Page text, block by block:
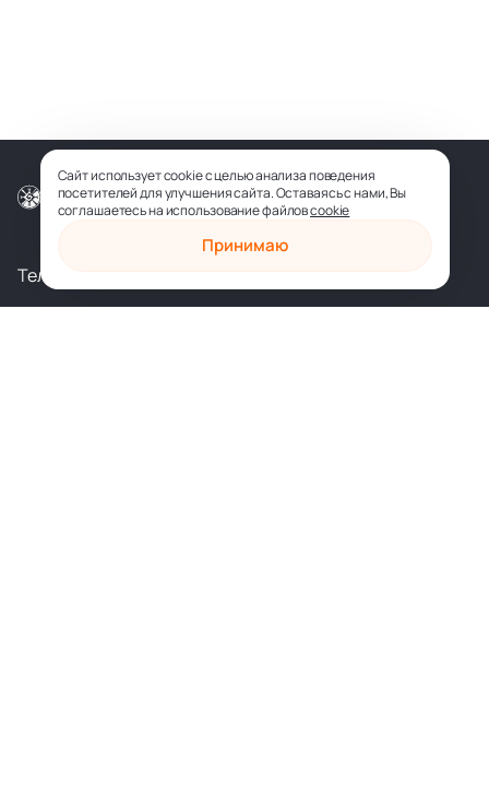
© ООО «СОФИЯ-МЕДИА», 2026
Телеграм Вконтакте
Сайт использует cookie с целью анализа поведения
посетителей для улучшения сайта. Оставаясь с нами, Вы
соглашаетесь на использование файловcookie
Принимаю